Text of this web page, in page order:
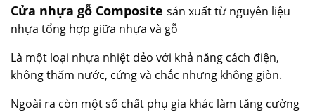
Cửa nhựa gỗ Composite sản xuất từ nguyên liệu
nhựa tổng hợp giữa nhựa và gỗ
Là một loại nhựa nhiệt dẻo với khả năng cách điện,
không thấm nước, cứng và chắc nhưng không giòn.
Ngoài ra còn một số chất phụ gia khác làm tăng cường